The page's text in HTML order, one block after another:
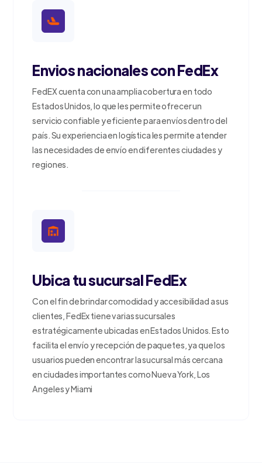
Envios nacionales con FedEx
FedEX cuenta con una amplia cobertura en todo
Estados Unidos, lo que les permite ofrecer un
servicio confiable y eficiente para envíos dentro del
país. Su experiencia en logística les permite atender
las necesidades de envío en diferentes ciudades y
regiones.
Ubica tu sucursal FedEx
Con el fin de brindar comodidad y accesibilidad a sus
clientes, FedEx tiene varias sucursales
estratégicamente ubicadas en Estados Unidos. Esto
facilita el envío y recepción de paquetes, ya que los
usuarios pueden encontrar la sucursal más cercana
en ciudades importantes como Nueva York, Los
Angeles y Miami